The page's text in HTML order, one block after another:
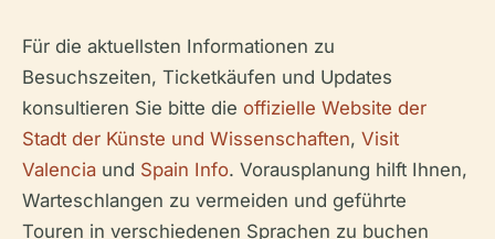
Für die aktuellsten Informationen zu
Besuchszeiten, Ticketkäufen und Updates
konsultieren Sie bitte die offizielle Website der
Stadt der Künste und Wissenschaften, Visit
Valencia und Spain Info. Vorausplanung hilft Ihnen,
Warteschlangen zu vermeiden und geführte
Touren in verschiedenen Sprachen zu buchen